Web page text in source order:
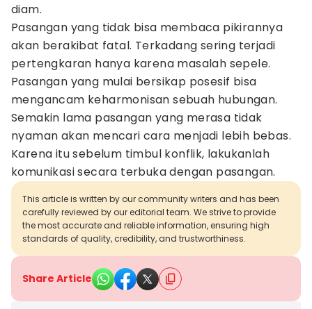
diam.
Pasangan yang tidak bisa membaca pikirannya
akan berakibat fatal. Terkadang sering terjadi
pertengkaran hanya karena masalah sepele.
Pasangan yang mulai bersikap posesif bisa
mengancam keharmonisan sebuah hubungan.
Semakin lama pasangan yang merasa tidak
nyaman akan mencari cara menjadi lebih bebas.
Karena itu sebelum timbul konflik, lakukanlah
komunikasi secara terbuka dengan pasangan.
This article is written by our community writers and has been
carefully reviewed by our editorial team. We strive to provide
the most accurate and reliable information, ensuring high
standards of quality, credibility, and trustworthiness.
Share Article